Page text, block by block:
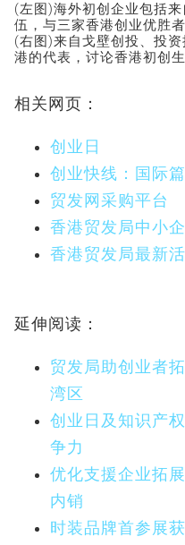
(左图)海外初创企业包括
伍，与三家香港创业优胜
(右图)来自戈壁创投、投
港的代表，讨论香港初创
相关网页：
创业日
创业快线：国际篇
贸发网采购平台
香港贸发局中小
香港贸发局最新
延伸阅读：
贸发局助创业者
湾区
创业日及知识产
争力
优化支援企业拓
内销
时装品牌首参展